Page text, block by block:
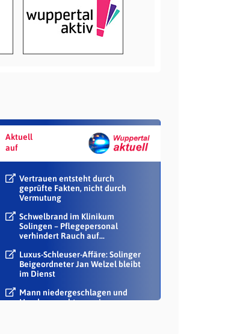
Aktuell
auf
Vertrauen entsteht durch
geprüfte Fakten, nicht durch
Vermutung
Schwelbrand im Klinikum
Solingen – Pflegepersonal
verhindert Rauch auf...
Luxus-Schleuser-Affäre: Solinger
Beigeordneter Jan Welzel bleibt
im Dienst
Mann niedergeschlagen und
Handy geraubt – zwei